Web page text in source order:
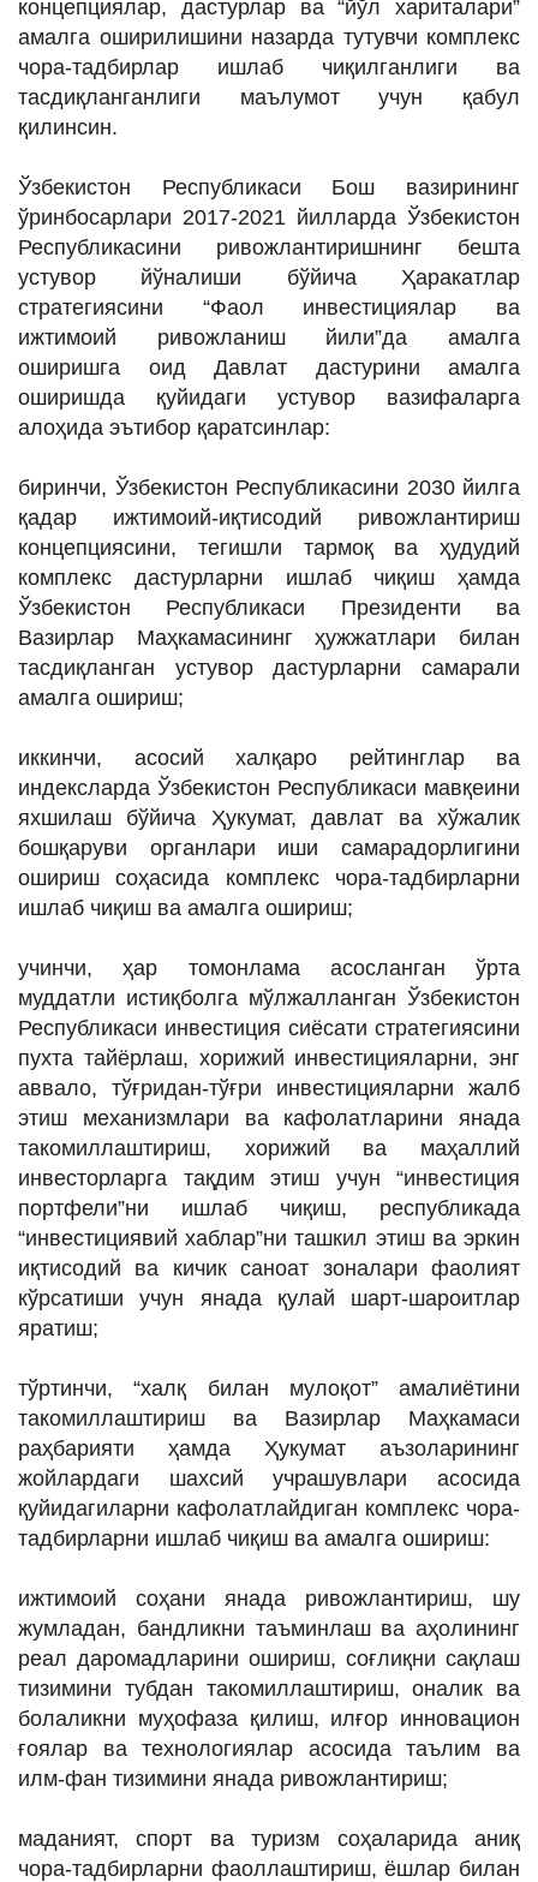
концепциялар, дастурлар ва “йўл хариталари”
амалга оширилишини назарда тутувчи комплекс
чора-тадбирлар ишлаб чиқилганлиги ва
тасдиқланганлиги маълумот учун қабул
қилинсин.
Ўзбекистон Республикаси Бош вазирининг
ўринбосарлари 2017-2021 йилларда Ўзбекистон
Республикасини ривожлантиришнинг бешта
устувор йўналиши бўйича Ҳаракатлар
стратегиясини “Фаол инвестициялар ва
ижтимоий ривожланиш йили”да амалга
оширишга оид Давлат дастурини амалга
оширишда қуйидаги устувор вазифаларга
алоҳида эътибор қаратсинлар:
биринчи, Ўзбекистон Республикасини 2030 йилга
қадар ижтимоий-иқтисодий ривожлантириш
концепциясини, тегишли тармоқ ва ҳудудий
комплекс дастурларни ишлаб чиқиш ҳамда
Ўзбекистон Республикаси Президенти ва
Вазирлар Маҳкамасининг ҳужжатлари билан
тасдиқланган устувор дастурларни самарали
амалга ошириш;
иккинчи, асосий халқаро рейтинглар ва
индексларда Ўзбекистон Республикаси мавқеини
яхшилаш бўйича Ҳукумат, давлат ва хўжалик
бошқаруви органлари иши самарадорлигини
ошириш соҳасида комплекс чора-тадбирларни
ишлаб чиқиш ва амалга ошириш;
учинчи, ҳар томонлама асосланган ўрта
муддатли истиқболга мўлжалланган Ўзбекистон
Республикаси инвестиция сиёсати стратегиясини
пухта тайёрлаш, хорижий инвестицияларни, энг
аввало, тўғридан-тўғри инвестицияларни жалб
этиш механизмлари ва кафолатларини янада
такомиллаштириш, хорижий ва маҳаллий
инвесторларга тақдим этиш учун “инвестиция
портфели”ни ишлаб чиқиш, республикада
“инвестициявий хаблар”ни ташкил этиш ва эркин
иқтисодий ва кичик саноат зоналари фаолият
кўрсатиши учун янада қулай шарт-шароитлар
яратиш;
тўртинчи, “халқ билан мулоқот” амалиётини
такомиллаштириш ва Вазирлар Маҳкамаси
раҳбарияти ҳамда Ҳукумат аъзоларининг
жойлардаги шахсий учрашувлари асосида
қуйидагиларни кафолатлайдиган комплекс чора-
тадбирларни ишлаб чиқиш ва амалга ошириш:
ижтимоий соҳани янада ривожлантириш, шу
жумладан, бандликни таъминлаш ва аҳолининг
реал даромадларини ошириш, соғлиқни сақлаш
тизимини тубдан такомиллаштириш, оналик ва
болаликни муҳофаза қилиш, илғор инновацион
ғоялар ва технологиялар асосида таълим ва
илм-фан тизимини янада ривожлантириш;
маданият, спорт ва туризм соҳаларида аниқ
чора-тадбирларни фаоллаштириш, ёшлар билан